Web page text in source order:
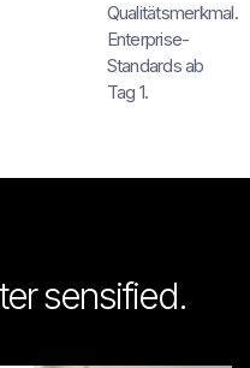
Qualitätsmerkmal.
Enterprise-
Standards ab
Tag 1.
sensified.